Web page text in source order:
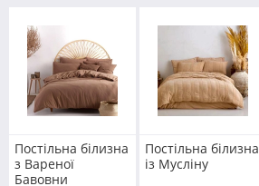
Постільна білизна
з Вареної
Бавовни
Постільна білизна
із Мусліну